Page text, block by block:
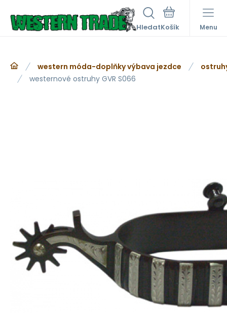
Hledat Menu
western móda-doplňky výbava jezdce
westernové ostruhy GVR S066